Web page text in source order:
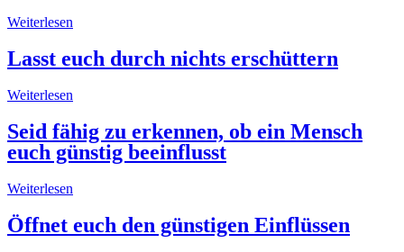
Weiterlesen
Lasst euch durch nichts erschüttern
Weiterlesen
Seid fähig zu erkennen, ob ein Mensch
euch günstig beeinflusst
Weiterlesen
Öffnet euch den günstigen Einflüssen